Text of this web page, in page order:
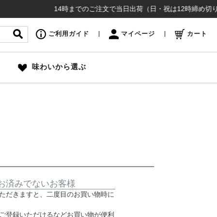
14時までのご注文で当日出荷（日・祝は12時締め切り
ご利用ガイド マイページ カート
味わいから選ぶ
済みでないお客様
だきますと、二度目のお買い物時に
登録いただけるなどお買い物が便利